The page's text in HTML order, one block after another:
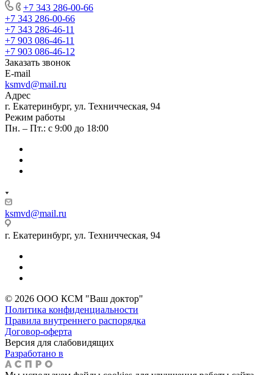
+7 343 286-00-66
+7 343 286-00-66
+7 343 286-46-11
+7 903 086-46-11
+7 903 086-46-12
Заказать звонок
E-mail
ksmvd@mail.ru
Адрес
г. Екатеринбург, ул. Техничческая, 94
Режим работы
Пн. – Пт.: с 9:00 до 18:00
ksmvd@mail.ru
г. Екатеринбург, ул. Техничческая, 94
© 2026 ООО КСМ "Ваш доктор"
Политика конфиденциальности
Правила внутреннего распорядка
Договор-оферта
Версия для слабовидящих
Разработано в